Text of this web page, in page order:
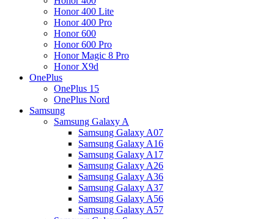
Honor 400 Lite
Honor 400 Pro
Honor 600
Honor 600 Pro
Honor Magic 8 Pro
Honor X9d
OnePlus
OnePlus 15
OnePlus Nord
Samsung
Samsung Galaxy A
Samsung Galaxy A07
Samsung Galaxy A16
Samsung Galaxy A17
Samsung Galaxy A26
Samsung Galaxy A36
Samsung Galaxy A37
Samsung Galaxy A56
Samsung Galaxy A57